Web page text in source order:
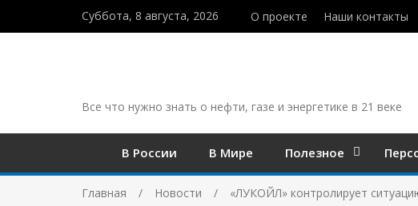
Суббота, 8 августа, 2026 О проекте Наши контакты
Все что нужно знать о нефти, газе и энергетике в 21 веке
В России В Мире Полезное
Главная Новости «ЛУКОЙЛ» контролирует